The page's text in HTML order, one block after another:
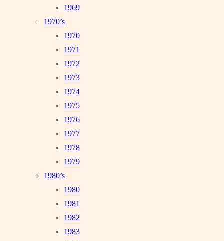
1969
1970’s
1970
1971
1972
1973
1974
1975
1976
1977
1978
1979
1980’s
1980
1981
1982
1983